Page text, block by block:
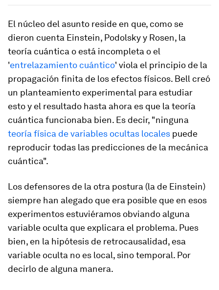
El núcleo del asunto reside en que, como se
dieron cuenta Einstein, Podolsky y Rosen, la
teoría cuántica o está incompleta o el
'entrelazamiento cuántico' viola el principio de la
propagación finita de los efectos físicos. Bell creó
un planteamiento experimental para estudiar
esto y el resultado hasta ahora es que la teoría
cuántica funcionaba bien. Es decir, "ninguna
teoría física de variables ocultas locales puede
reproducir todas las predicciones de la mecánica
cuántica".
Los defensores de la otra postura (la de Einstein)
siempre han alegado que era posible que en esos
experimentos estuviéramos obviando alguna
variable oculta que explicara el problema. Pues
bien, en la hipótesis de retrocausalidad, esa
variable oculta no es local, sino temporal. Por
decirlo de alguna manera.